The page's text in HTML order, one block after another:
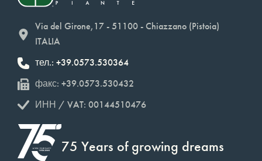
Via del Girone,17 - 51100 - Chiazzano (Pistoia)
ITALIA
тел.: +39.0573.530364
факс: +39.0573.530432
ИНН / VAT: 00144510476
75 Years of growing dreams